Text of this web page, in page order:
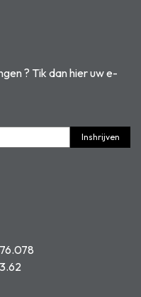
? Tik dan hier uw e-
Inshrijven